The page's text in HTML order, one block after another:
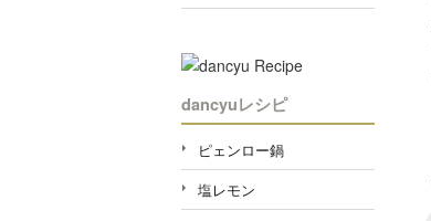
dancyuレシピ
ピェンロー鍋
塩レモン